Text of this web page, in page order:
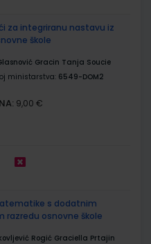
za integriranu nastavu iz
škole
Gracin Tanja Soucie
ministarstva: 6549-DOM2
9,00 €
s dodatnim
razredu osnovne škole
Rogić Graciella Prtajin